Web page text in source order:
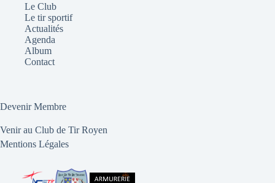
Le Club
Le tir sportif
Actualités
Agenda
Album
Contact
Devenir Membre
Venir au Club de Tir Royen
Mentions Légales